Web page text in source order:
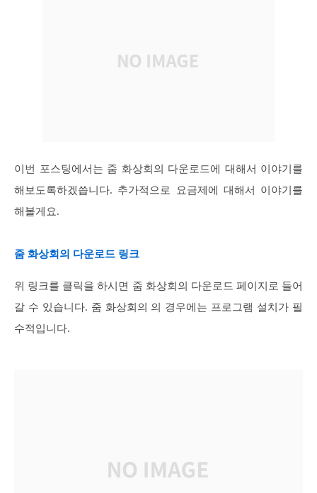
이번 포스팅에서는 줌 화상회의 다운로드에 대해서 이야기를
해보도록하겠씁니다. 추가적으로 요금제에 대해서 이야기를
해볼게요.
줌 화상회의 다운로드 링크
위 링크를 클릭을 하시면 줌 화상회의 다운로드 페이지로 들어
갈 수 있습니다. 줌 화상회의 의 경우에는 프로그램 설치가 필
수적입니다.